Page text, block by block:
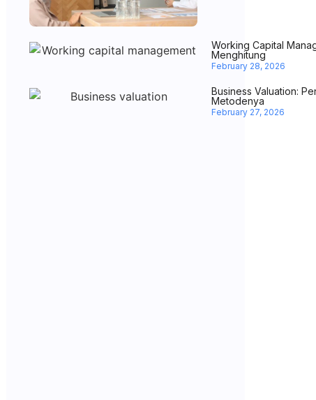
Working Capital
Menghitung
February 28, 2026
Business Valuation:
Metodenya
February 27, 2026